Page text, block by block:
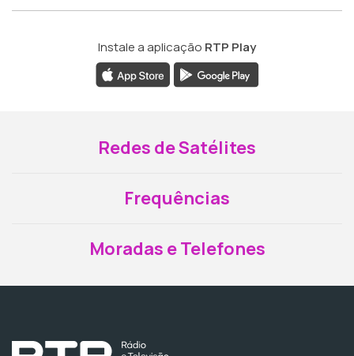
Instale a aplicação RTP Play
Redes de Satélites
Frequências
Moradas e Telefones